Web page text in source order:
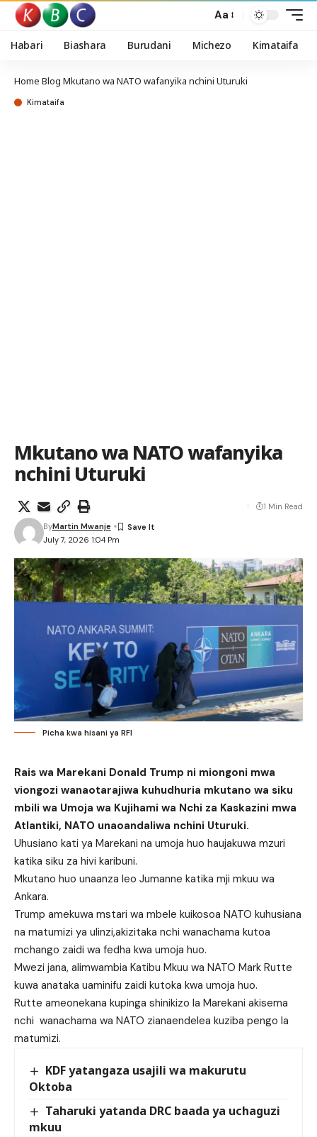
Aa
Habari Biashara Burudani Michezo Kimataifa
Home Blog Mkutano wa NATO wafanyika nchini Uturuki
Kimataifa
Mkutano wa NATO wafanyika
nchini Uturuki
July 7, 2026 1:04 Pm
ByMartin Mwanje
1 Min Read
Picha kwa hisani ya RFI
Rais wa Marekani Donald Trump ni miongoni mwa
viongozi wanaotarajiwa kuhudhuria mkutano wa siku
mbili wa Umoja wa Kujihami wa Nchi za Kaskazini mwa
Atlantiki, NATO unaoandaliwa nchini Uturuki.
Uhusiano kati ya Marekani na umoja huo haujakuwa mzuri
katika siku za hivi karibuni.
Mkutano huo unaanza leo Jumanne katika mji mkuu wa
Ankara.
Trump amekuwa mstari wa mbele kuikosoa NATO kuhusiana
na matumizi ya ulinzi,akizitaka nchi wanachama kutoa
mchango zaidi wa fedha kwa umoja huo.
Mwezi jana, alimwambia Katibu Mkuu wa NATO Mark Rutte
kuwa anataka uaminifu zaidi kutoka kwa umoja huo.
Rutte ameonekana kupinga shinikizo la Marekani akisema
nchi wanachama wa NATO zianaendelea kuziba pengo la
matumizi.
KDF yatangaza usajili wa makurutu
Oktoba
Taharuki yatanda DRC baada ya uchaguzi
mkuu